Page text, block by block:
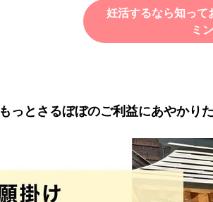
妊活するなら知って
ミ
もっとさるぼぼのご利益にあやかり